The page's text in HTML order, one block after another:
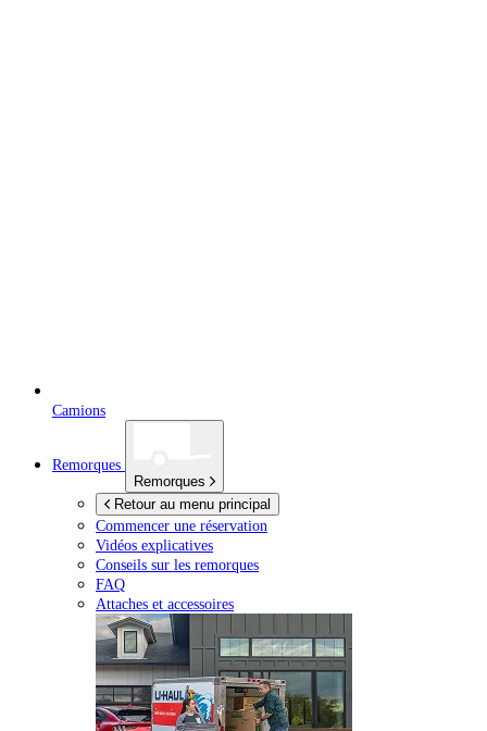
Camions
Remorques
Remorques
Retour au menu principal
Commencer une réservation
Vidéos explicatives
Conseils sur les remorques
FAQ
Attaches et accessoires